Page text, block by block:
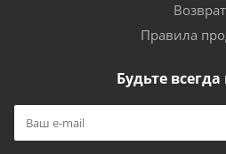
Возврат
Правила
Будьте всегда